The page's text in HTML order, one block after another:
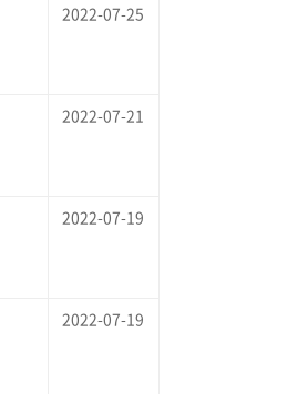
2022-07-25
2022-07-21
2022-07-19
2022-07-19